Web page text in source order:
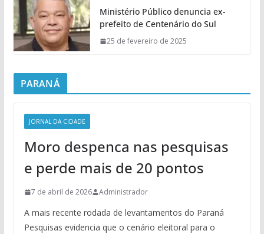
Ministério Público denuncia ex-
prefeito de Centenário do Sul
25 de fevereiro de 2025
PARANÁ
JORNAL DA CIDADE
Moro despenca nas pesquisas
e perde mais de 20 pontos
7 de abril de 2026 Administrador
A mais recente rodada de levantamentos do Paraná
Pesquisas evidencia que o cenário eleitoral para o